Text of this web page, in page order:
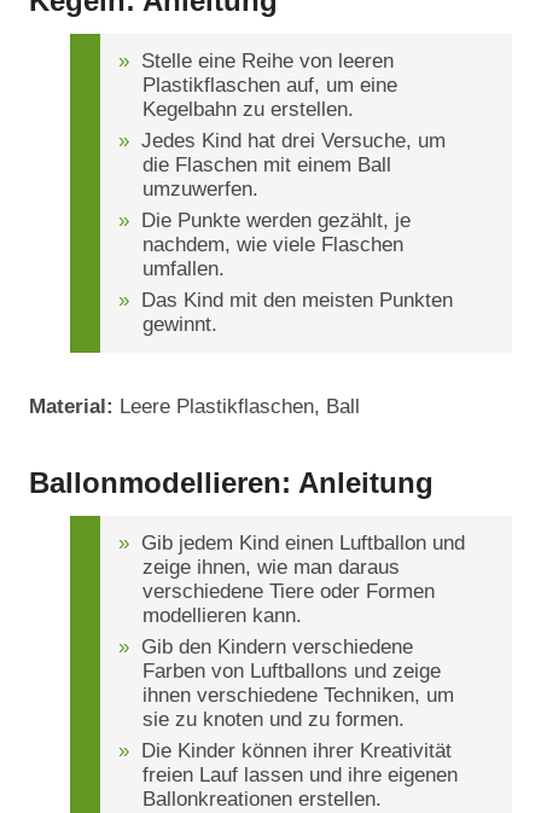
Stelle eine Reihe von leeren
Plastikflaschen auf, um eine
Kegelbahn zu erstellen.
Jedes Kind hat drei Versuche, um
die Flaschen mit einem Ball
umzuwerfen.
Die Punkte werden gezählt, je
nachdem, wie viele Flaschen
umfallen.
Das Kind mit den meisten Punkten
gewinnt.
Material: Leere Plastikflaschen, Ball
Ballonmodellieren: Anleitung
Gib jedem Kind einen Luftballon und
zeige ihnen, wie man daraus
verschiedene Tiere oder Formen
modellieren kann.
Gib den Kindern verschiedene
Farben von Luftballons und zeige
ihnen verschiedene Techniken, um
sie zu knoten und zu formen.
Die Kinder können ihrer Kreativität
freien Lauf lassen und ihre eigenen
Ballonkreationen erstellen.